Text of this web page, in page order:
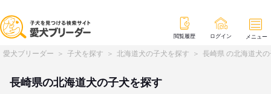
閲覧履歴 ログイン メニュー
愛犬ブリーダー 子犬を探す 北海道犬の子犬を探す 長崎県 の北海道犬
長崎県の北海道犬の子犬を探す